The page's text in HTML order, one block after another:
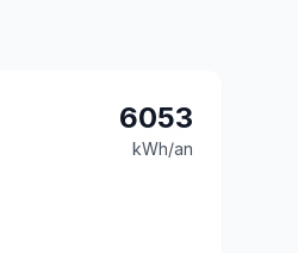
6053
kWh/an